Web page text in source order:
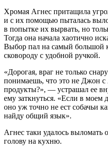
Хромая Агнес притащила
и с их помощью пыталась
в попытке их вырвать, но
Тогда она начала хаотично
Выбор пал на самый
сковороду с удобной ручкой.
«Дорогая, враг не только
понимаешь, что это не Джон с
продукты?», — устрашал ее
ему заткнуться. «Если в моем
оно уж точно не ест собачьи
найду общий язык».
Агнес таки удалось
голову на кухню.